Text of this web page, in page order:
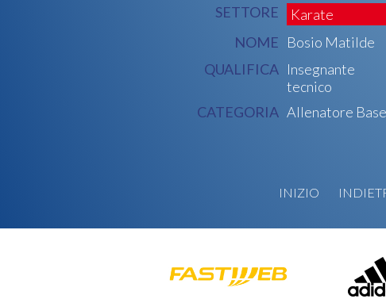
SETTORE
Karate
NOME Bosio Matilde
QUALIFICA Insegnante
tecnico
CATEGORIA Allenatore Base
INIZIO